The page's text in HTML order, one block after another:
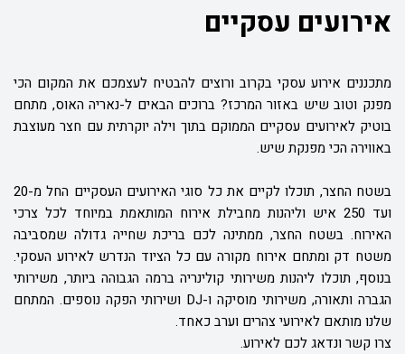
אירועים עסקיים
מתכננים אירוע עסקי בקרוב ורוצים להבטיח לעצמכם את המקום הכי
מפנק וטוב שיש באזור המרכז? ברוכים הבאים ל-נאריה האוס, מתחם
בוטיק לאירועים עסקיים הממוקם בתוך וילה יוקרתית עם חצר מעוצבת
באווירה הכי מפנקת שיש.
בשטח החצר, תוכלו לקיים את כל סוגי האירועים העסקיים החל מ-20
ועד 250 איש וליהנות מחבילת אירוח המותאמת במיוחד לכל צרכי
האירוח. בשטח החצר, ממתינה לכם בריכת שחייה גדולה שמסביבה
משטח דק ומתחם אירוח מקורה עם כל הציוד הנדרש לאירוע העסקי.
בנוסף, תוכלו ליהנות משירותי קולינריה ברמה הגבוהה ביותר, משירותי
הגברה ותאורה, משירותי מוסיקה ו-DJ ושירותי הפקה נוספים. המתחם
שלנו מותאם לאירועי צהרים וערב כאחד.
צרו קשר ונדאג לכם לאירוע.